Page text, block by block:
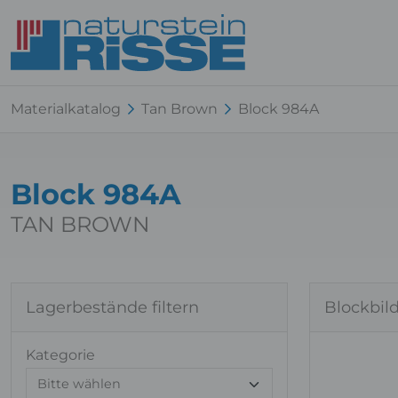
Materialkatalog Tan Brown Block 984A
Block 984A
TAN BROWN
Lagerbestände filtern
Kategorie